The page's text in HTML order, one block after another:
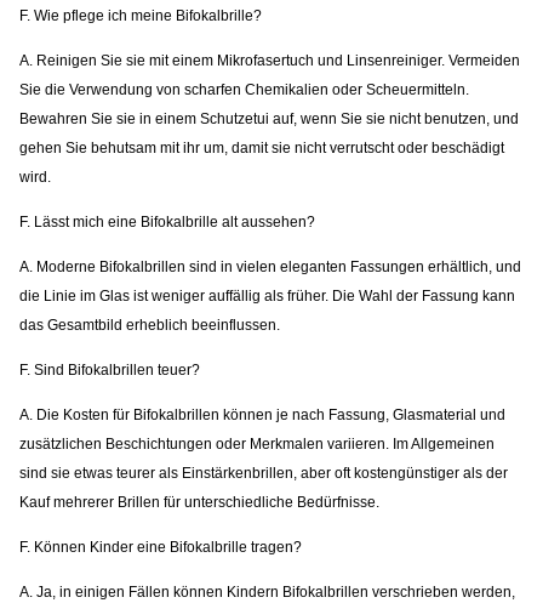
F. Wie pflege ich meine Bifokalbrille?
A. Reinigen Sie sie mit einem Mikrofasertuch und Linsenreiniger. Vermeiden
Sie die Verwendung von scharfen Chemikalien oder Scheuermitteln.
Bewahren Sie sie in einem Schutzetui auf, wenn Sie sie nicht benutzen, und
gehen Sie behutsam mit ihr um, damit sie nicht verrutscht oder beschädigt
wird.
F. Lässt mich eine Bifokalbrille alt aussehen?
A. Moderne Bifokalbrillen sind in vielen eleganten Fassungen erhältlich, und
die Linie im Glas ist weniger auffällig als früher. Die Wahl der Fassung kann
das Gesamtbild erheblich beeinflussen.
F. Sind Bifokalbrillen teuer?
A. Die Kosten für Bifokalbrillen können je nach Fassung, Glasmaterial und
zusätzlichen Beschichtungen oder Merkmalen variieren. Im Allgemeinen
sind sie etwas teurer als Einstärkenbrillen, aber oft kostengünstiger als der
Kauf mehrerer Brillen für unterschiedliche Bedürfnisse.
F. Können Kinder eine Bifokalbrille tragen?
A. Ja, in einigen Fällen können Kindern Bifokalbrillen verschrieben werden,